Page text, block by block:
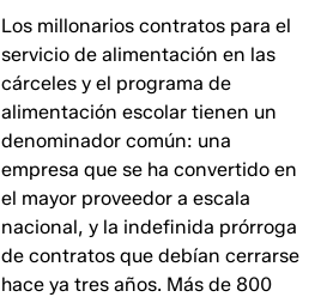
Los millonarios contratos para el
servicio de alimentación en las
cárceles y el programa de
alimentación escolar tienen un
denominador común: una
empresa que se ha convertido en
el mayor proveedor a escala
nacional, y la indefinida prórroga
de contratos que debían cerrarse
hace ya tres años. Más de 800